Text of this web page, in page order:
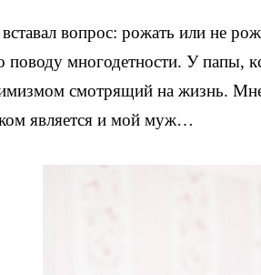
вопрос: рожать или не
поводу многодетности. У
смотрящий на жизнь.
является и мой муж…